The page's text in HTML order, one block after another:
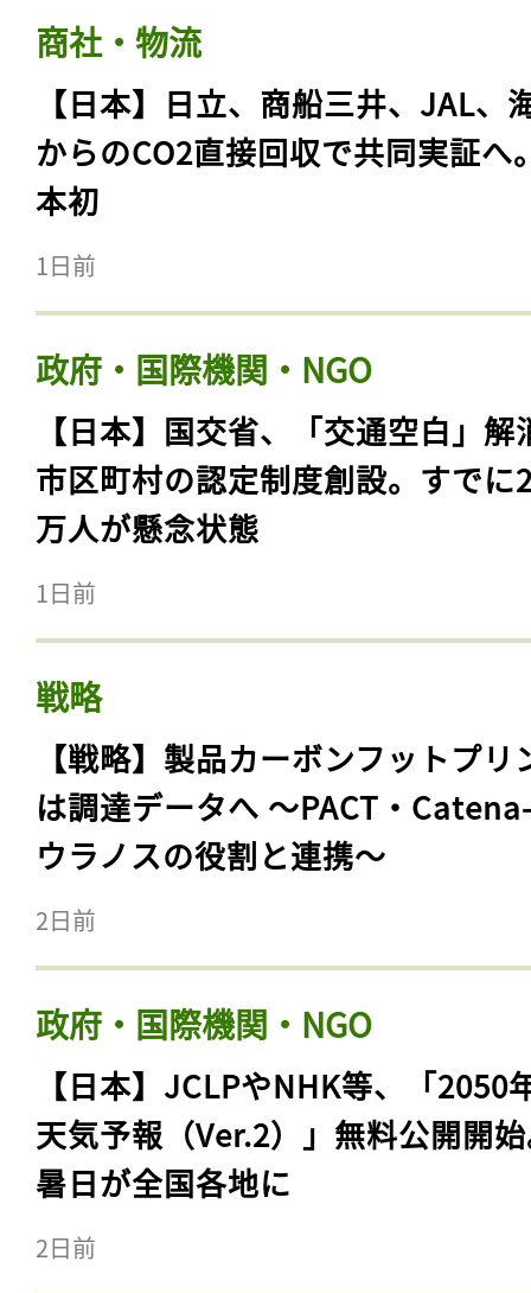
商社・物流
【日本】日立、商船三井、JAL、
からのCO2直接回収で共同実証へ
本初
1日前
政府・国際機関・NGO
【日本】国交省、「交通空白」解
市区町村の認定制度創設。すでに
万人が懸念状態
1日前
戦略
【戦略】製品カーボンフットプリ
は調達データへ 〜PACT・
ウラノスの役割と連携〜
2日前
政府・国際機関・NGO
【日本】JCLPやNHK等、「2050
天気予報（Ver.2）」無料公開開
暑日が全国各地に
2日前